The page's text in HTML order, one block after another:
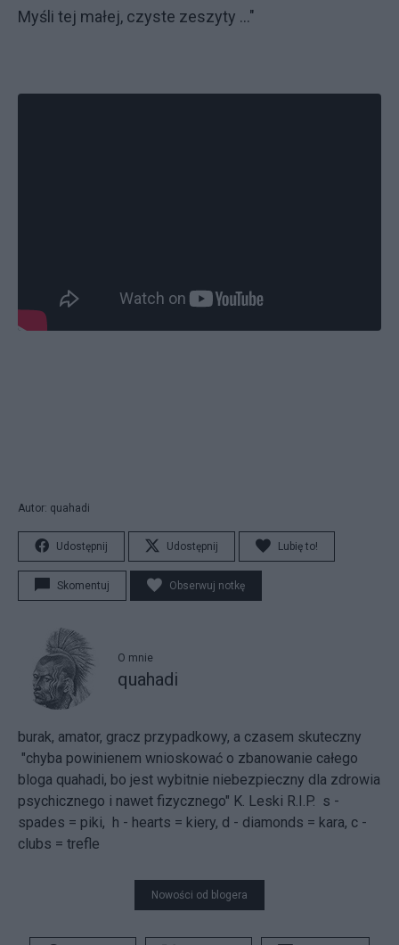
Myśli tej małej, czyste zeszyty ..."
Autor: quahadi
Udostępnij Udostępnij Lubię to!
Skomentuj Obserwuj notkę
O mnie
quahadi
burak, amator, gracz przypadkowy, a czasem skuteczny
"chyba powinienem wnioskować o zbanowanie całego
bloga quahadi, bo jest wybitnie niebezpieczny dla zdrowia
psychicznego i nawet fizycznego" K. Leski R.I.P. s -
spades = piki, h - hearts = kiery, d - diamonds = kara, c -
clubs = trefle
Nowości od blogera